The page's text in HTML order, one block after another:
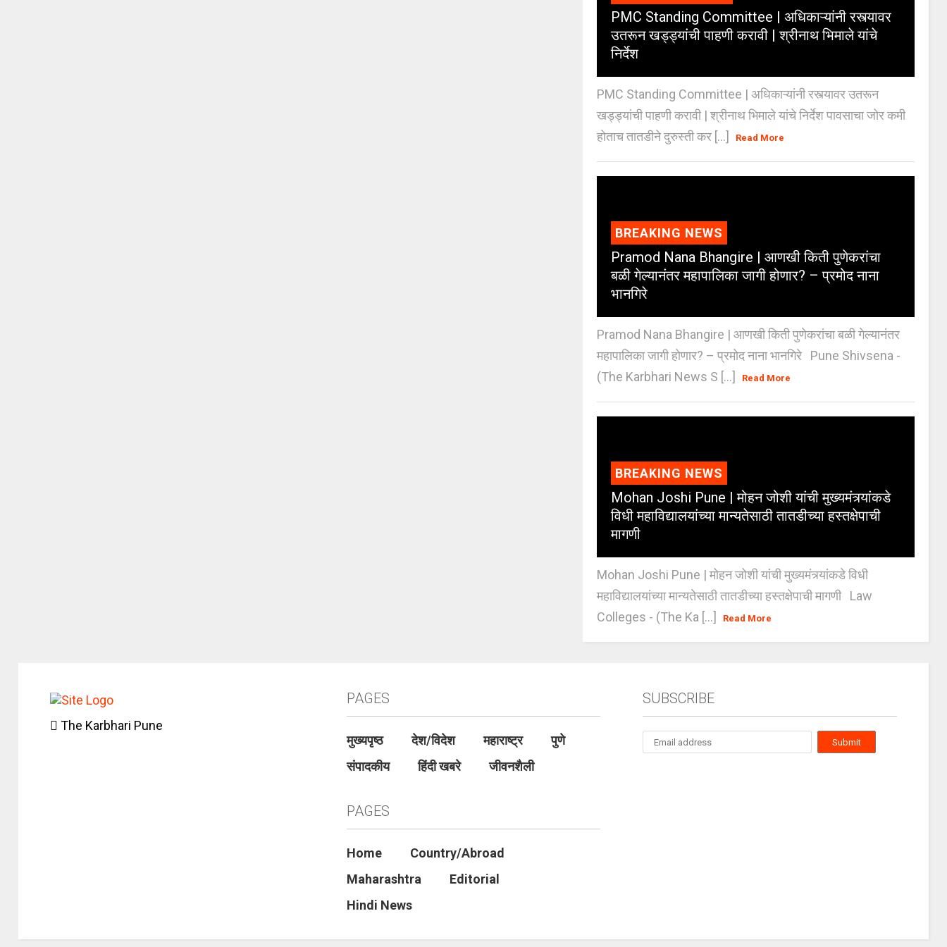
PMC Standing Committee | अधिकाऱ्यांनी रस्त्यावर
उतरून खड्ड्यांची पाहणी करावी | श्रीनाथ भिमाले यांचे
निर्देश
PMC Standing Committee | अधिकाऱ्यांनी रस्त्यावर उतरून
खड्ड्यांची पाहणी करावी | श्रीनाथ भिमाले यांचे निर्देश पावसाचा जोर कमी
होताच तातडीने दुरुस्ती कर [...]
Read More
BREAKING NEWS
Pramod Nana Bhangire | आणखी किती पुणेकरांचा
बळी गेल्यानंतर महापालिका जागी होणार? – प्रमोद नाना
भानगिरे
Pramod Nana Bhangire | आणखी किती पुणेकरांचा बळी गेल्यानंतर
महापालिका जागी होणार? – प्रमोद नाना भानगिरे Pune Shivsena -
(The Karbhari News S [...]
Read More
BREAKING NEWS
Mohan Joshi Pune | मोहन जोशी यांची मुख्यमंत्र्यांकडे
विधी महाविद्यालयांच्या मान्यतेसाठी तातडीच्या हस्तक्षेपाची
मागणी
Mohan Joshi Pune | मोहन जोशी यांची मुख्यमंत्र्यांकडे विधी
महाविद्यालयांच्या मान्यतेसाठी तातडीच्या हस्तक्षेपाची मागणी Law
Colleges - (The Ka [...]
Read More
The Karbhari Pune
PAGES
मुख्यपृष्ठ देश/विदेश महाराष्ट्र
पुणे
संपादकीय
हिंदी खबरे जीवनशैली
PAGES
Home
Country/Abroad
Maharashtra
Editorial
Hindi News
SUBSCRIBE